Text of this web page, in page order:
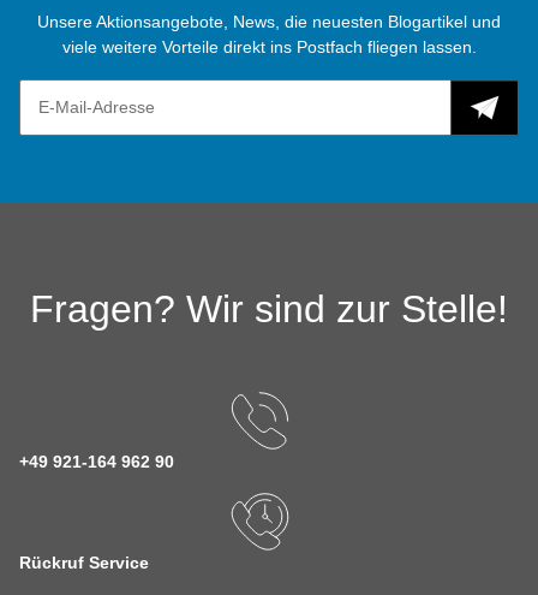
Unsere Aktionsangebote, News, die neuesten Blogartikel und
viele weitere Vorteile direkt ins Postfach fliegen lassen.
Fragen? Wir sind zur Stelle!
+49 921-164 962 90
Rückruf Service